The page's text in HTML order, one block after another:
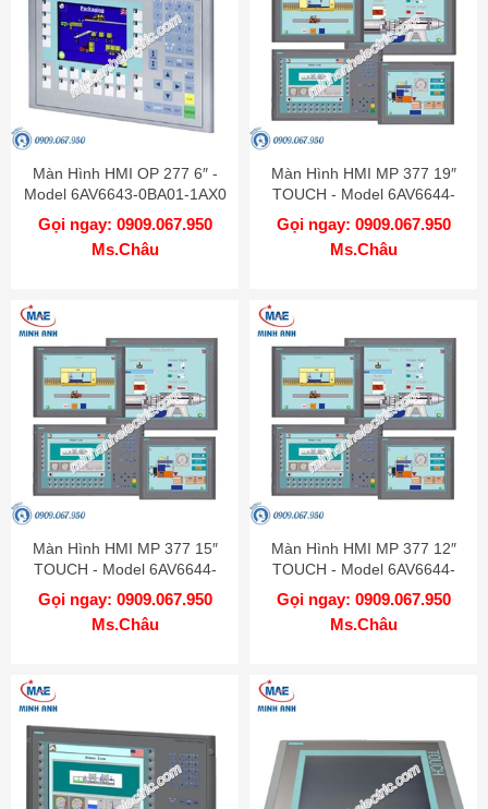
Màn Hình HMI OP 277 6″ -
Model 6AV6643-0BA01-1AX0
Gọi ngay: 0909.067.950
Ms.Châu
Màn Hình HMI MP 377 19″
TOUCH - Model 6AV6644-
0AC01-2AX1
Gọi ngay: 0909.067.950
Ms.Châu
Màn Hình HMI MP 377 15″
TOUCH - Model 6AV6644-
0AB01-2AX0
Gọi ngay: 0909.067.950
Ms.Châu
Màn Hình HMI MP 377 12″
TOUCH - Model 6AV6644-
0AA01-2AX0
Gọi ngay: 0909.067.950
Ms.Châu